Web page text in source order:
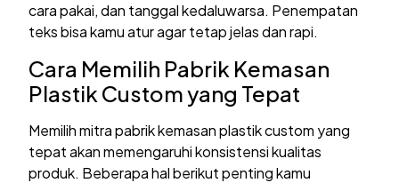
cara pakai, dan tanggal kedaluwarsa. Penempatan
teks bisa kamu atur agar tetap jelas dan rapi.
Cara Memilih Pabrik Kemasan
Plastik Custom yang Tepat
Memilih mitra pabrik kemasan plastik custom yang
tepat akan memengaruhi konsistensi kualitas
produk. Beberapa hal berikut penting kamu